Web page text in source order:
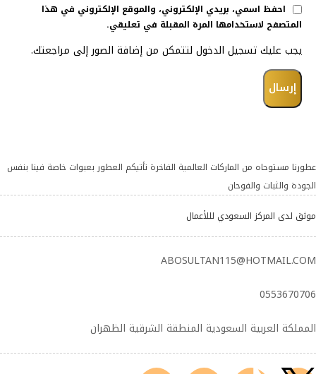
احفظ اسمي، بريدي الإلكتروني، والموقع الإلكتروني في هذا
المتصفح لاستخدامها المرة المقبلة في تعليقي.
يجب عليك تسجيل الدخول لتتمكن من إضافة الصور إلى مراجعتك.
عطورنا مستوحاه من الماركات العالمية الفاخرة تأتيكم العطور بعبوات خاصة فينا بنفس
الجودة والثبات والفوحان
موثق لدى المركز السعودي لللأعمال
ABOSULTAN115@HOTMAIL.COM
0553670706
المملكة العربية السعودية المنطقة الشرقية الظهران